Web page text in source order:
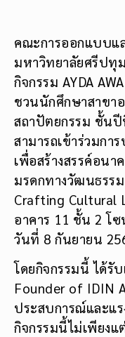
คณะการออกแบบแ
มหาวิทยาลัยศรีปทุ
กิจกรรม AYDA
ชวนนักศึกษาสาขา
สถาปัตยกรรม ชั้น
สามารถเข้าร่วมกา
เพื่อสร้างสรรค์อน
มรดกทางวัฒนธรร
Crafting Cultural
อาคาร 11 ชั้น 2 โซ
วันที่ 8 กันยายน
โดยกิจกรรมนี้ ได้รั
Founder of IDIN
ประสบการณ์และแ
กิจกรรมนี้ไม่เพียง